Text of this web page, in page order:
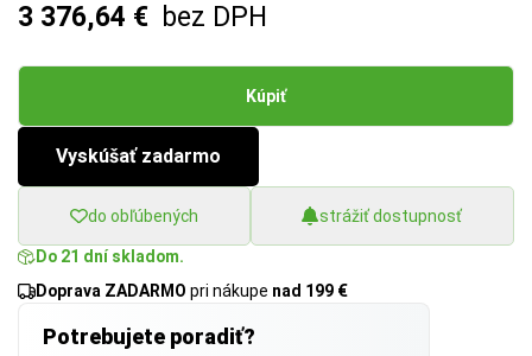
3 376,64 € bez DPH
Kúpiť
Vyskúšať zadarmo
do obľúbených strážiť dostupnosť
Do 21 dní skladom.
Doprava ZADARMO pri nákupe nad 199 €
Potrebujete poradiť?